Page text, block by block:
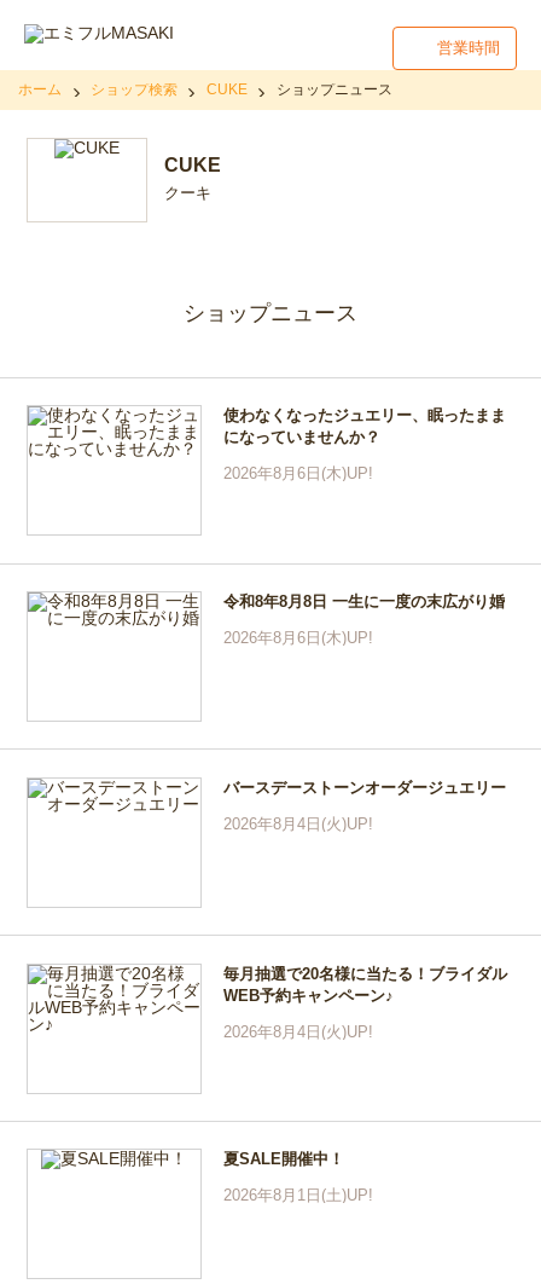
営業時間
ホーム ショップ検索 CUKE ショップニュース
CUKE
クーキ
ショップニュース
使わなくなったジュエリー、眠ったまま
になっていませんか？
2026年8月6日(木)UP!
令和8年8月8日 一生に一度の末広がり婚
2026年8月6日(木)UP!
バースデーストーンオーダージュエリー
2026年8月4日(火)UP!
毎月抽選で20名様に当たる！ブライダル
WEB予約キャンペーン♪
2026年8月4日(火)UP!
夏SALE開催中！
2026年8月1日(土)UP!